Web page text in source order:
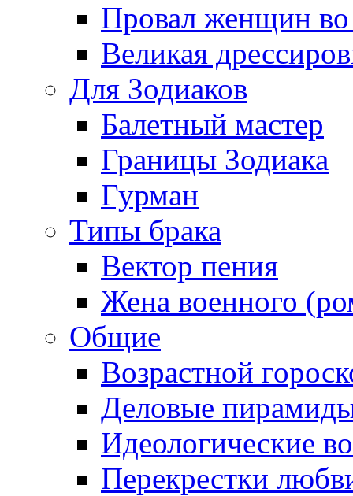
Провал женщин во
Великая
Для Зодиаков
Балетный мастер
Границы Зодиака
Гурман
Типы брака
Вектор пения
Жена военного
Общие
Возрастной
Деловые
Идеологические
Перекрестки